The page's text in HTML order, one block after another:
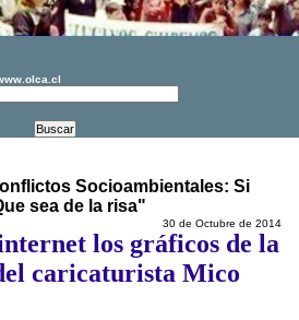
Socioambientales: Si
sea de la risa"
30 de Octubre de 2014
los gráficos de la
caricaturista Mico